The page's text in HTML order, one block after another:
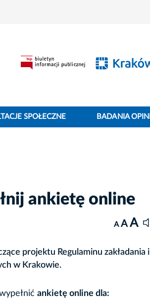
SPOŁECZNE BADANIA OPINII
ankietę online
A A A
projektu Regulaminu zakładania i
w Krakowie.
ankietę online dla: